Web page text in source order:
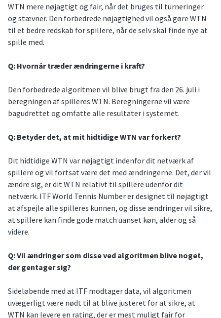
WTN mere nøjagtigt og fair, når det bruges til turneringer
og stævner. Den forbedrede nøjagtighed vil også gøre WTN
til et bedre redskab for spillere, når de selv skal finde nye at
spille med.
Q: Hvornår træder ændringerne i kraft?
Den forbedrede algoritmen vil blive brugt fra den 26. juli i
beregningen af spilleres WTN. Beregningerne vil være
bagudrettet og omfatte alle resultater i systemet.
Q: Betyder det, at mit hidtidige WTN var forkert?
Dit hidtidige WTN var nøjagtigt indenfor dit netværk af
spillere og vil fortsat være det med ændringerne. Det, der vil
ændre sig, er dit WTN relativt til spillere udenfor dit
netværk. ITF World Tennis Number er designet til nøjagtigt
at afspejle alle spilleres kunnen, og disse ændringer vil sikre,
at spillere kan finde gode match uanset køn, alder og så
videre.
Q: Vil ændringer som disse ved algoritmen blive noget,
der gentager sig?
Sideløbende med at ITF modtager data, vil algoritmen
uvægerligt være nødt til at blive justeret for at sikre, at
WTN kan levere en rating, der er mest muligt fair for